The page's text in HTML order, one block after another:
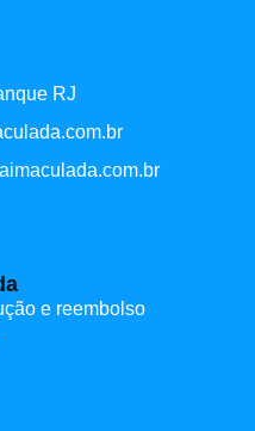
RJ
e reembolso